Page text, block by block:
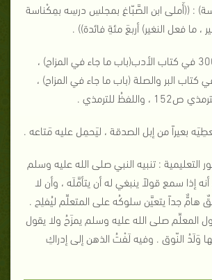
: ((أَملى ابن الصَّبّاغ بمجلسِ درسِه بمِكْناسة
، ما فعل النغير) أربعَ مئةِ فائدة)) .
7 ـ أبو داود 4 :300 في كتاب الأدب(باب ما جاء في المزاح) ،
8 :158 في كتاب البر والصلة (باب ما جاء في المزاح) ،
للترمذي .
التعليمية : تنبيه النبي صلى الله عليه وسلم
إذا سمع قولاً ينبغي له أن يتأمَّلَه ، وأن لا
هامٌّ جداً يتعيَّن سلوكُه على المتعلِّم ليُفلِح .
المعلِّم صلى الله عليه وسلم يمزَحُ ولا يقول
وَلَدُ النّوق . وفيه لَفْتُ الذهن إلى إدراكِ